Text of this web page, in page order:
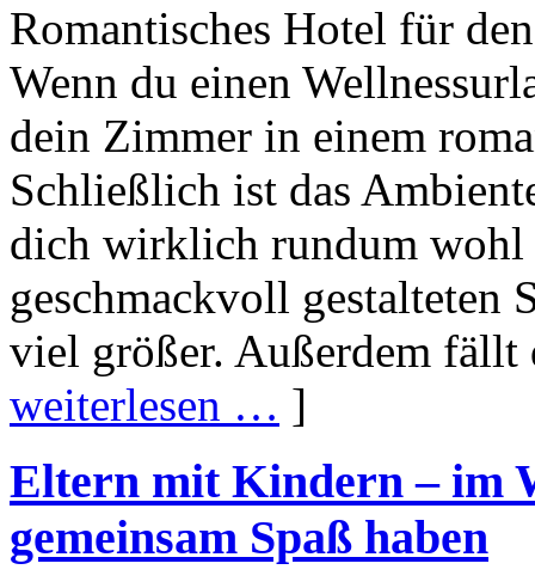
Romantisches Hotel für
Wenn du einen
dein Zimmer in einem
Schließlich ist das
dich wirklich rundum
geschmackvoll gestalteten
viel größer. Außerdem fällt
weiterlesen … ]
Eltern mit Kindern – im
gemeinsam Spaß haben